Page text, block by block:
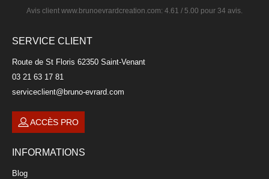
Avis client www.brunoevrardcreation.com: 4.61 / 5.00 pour 34 avis.
SERVICE CLIENT
Route de St Floris 62350 Saint-Venant
03 21 63 17 81
serviceclient@bruno-evrard.com
ACCÈS PRO
INFORMATIONS
Blog